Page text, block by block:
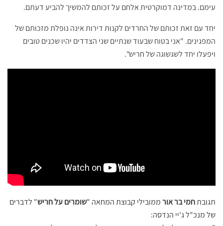
עימם. במדינה דמוקרטית אלחם על זכותם להמשיך להביע דעתם.
יחד עם זאת זכותם של החרדים לקנות דירות אינה נופלת מזכותם של
המפגינים. "אני בטוח שבעוד שנתיים שני הצדדים יהיו שכנים טובים
ויפעלו יחד לשגשוגה של חריש".
תגובתחמי בר אורממובילי קבוצת המחאה "שומרים על חריש" לדברים
של מנכ"ל ג'יי הנדסה: